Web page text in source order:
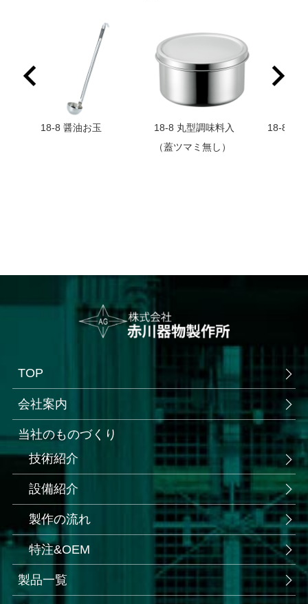
18-8 醤油お玉
18-8 丸型調味料入
（蓋ツマミ無し）
18-8 メ
TOP
会社案内
当社のものづくり
技術紹介
設備紹介
製作の流れ
特注&OEM
製品一覧